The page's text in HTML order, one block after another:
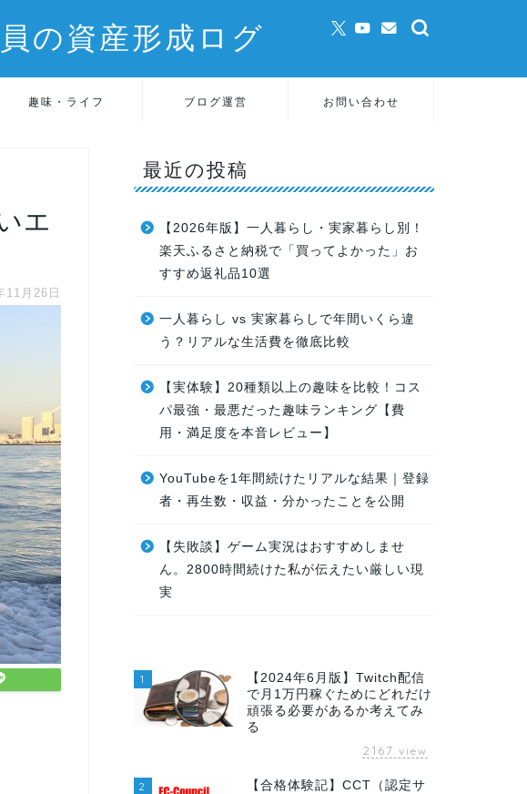
の資産形成ログ
趣味・ライフ ブログ運営 お問い合わせ
エ
11月26日
最近の投稿
【2026年版】一人暮らし・実家暮らし別！
楽天ふるさと納税で「買ってよかった」お
すすめ返礼品10選
一人暮らし vs 実家暮らしで年間いくら違
う？リアルな生活費を徹底比較
【実体験】20種類以上の趣味を比較！コス
パ最強・最悪だった趣味ランキング【費
用・満足度を本音レビュー】
YouTubeを1年間続けたリアルな結果｜登録
者・再生数・収益・分かったことを公開
【失敗談】ゲーム実況はおすすめしませ
ん。2800時間続けた私が伝えたい厳しい現
実
1
【2024年6月版】Twitch配信
で月1万円稼ぐためにどれだけ
頑張る必要があるか考えてみ
る
2167 view
2
【合格体験記】CCT（認定サ